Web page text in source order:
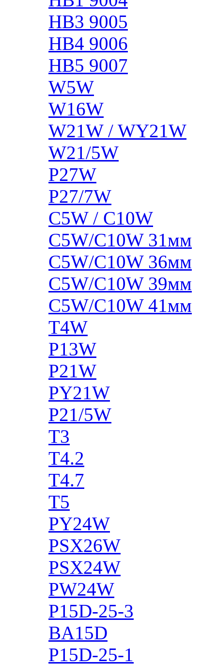
HB3 9005
HB4 9006
HB5 9007
W5W
W16W
W21W / WY21W
W21/5W
P27W
P27/7W
C5W / C10W
C5W/C10W 31мм
C5W/C10W 36мм
C5W/C10W 39мм
C5W/C10W 41мм
T4W
P13W
P21W
PY21W
P21/5W
T3
T4.2
T4.7
T5
PY24W
PSX26W
PSX24W
PW24W
P15D-25-3
BA15D
P15D-25-1